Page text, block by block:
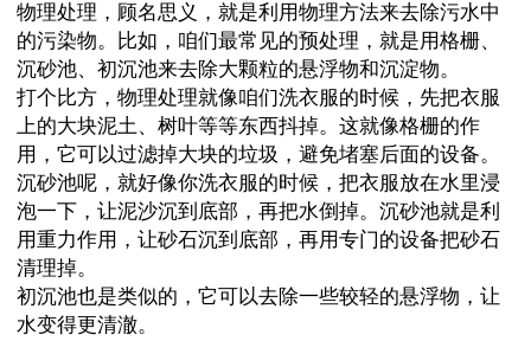
物理处理，顾名思义，就是利用物理方法来去除污水中
的污染物。比如，咱们最常见的预处理，就是用格栅、
沉砂池、初沉池来去除大颗粒的悬浮物和沉淀物。
打个比方，物理处理就像咱们洗衣服的时候，先把衣服
上的大块泥土、树叶等等东西抖掉。这就像格栅的作
用，它可以过滤掉大块的垃圾，避免堵塞后面的设备。
沉砂池呢，就好像你洗衣服的时候，把衣服放在水里浸
泡一下，让泥沙沉到底部，再把水倒掉。沉砂池就是利
用重力作用，让砂石沉到底部，再用专门的设备把砂石
清理掉。
初沉池也是类似的，它可以去除一些较轻的悬浮物，让
水变得更清澈。